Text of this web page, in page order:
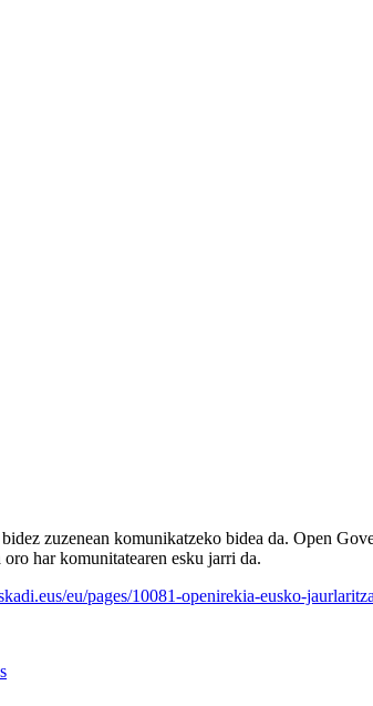
zuzenean komunikatzeko bidea da. Open
har komunitatearen esku jarri da.
eu/pages/10081-openirekia-eusko-